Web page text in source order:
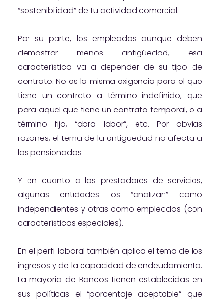
“sostenibilidad” de tu actividad comercial.
Por su parte, los empleados aunque deben
demostrar menos antigüedad, esa
característica va a depender de su tipo de
contrato. No es la misma exigencia para el que
tiene un contrato a término indefinido, que
para aquel que tiene un contrato temporal, o a
término fijo, “obra labor”, etc. Por obvias
razones, el tema de la antigüedad no afecta a
los pensionados.
Y en cuanto a los prestadores de servicios,
algunas entidades los “analizan” como
independientes y otras como empleados (con
características especiales).
En el perfil laboral también aplica el tema de los
ingresos y de la capacidad de endeudamiento.
La mayoría de Bancos tienen establecidas en
sus políticas el “porcentaje aceptable” que